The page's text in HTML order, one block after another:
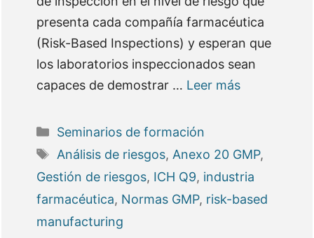
presenta cada compañía farmacéutica
(Risk-Based Inspections) y esperan que
los laboratorios inspeccionados sean
capaces de demostrar … Leer más
Categorías
Seminarios de formación
Etiquetas
Análisis de riesgos, Anexo 20 GMP,
Gestión de riesgos, ICH Q9, industria
farmacéutica, Normas GMP, risk-based
manufacturing